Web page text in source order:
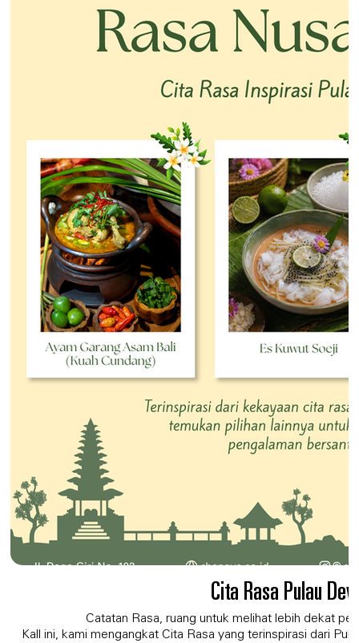
Cita Rasa Pulau
Catatan Rasa, ruang untuk melihat lebih dekat
Kall ini, kami mengangkat Cita Rasa yang terinspirasi dari